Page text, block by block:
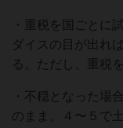
・重税を国ごとに
ダイスの⽬が出れ
る。ただし、重税
・不穏となった場
のまま。４〜５で